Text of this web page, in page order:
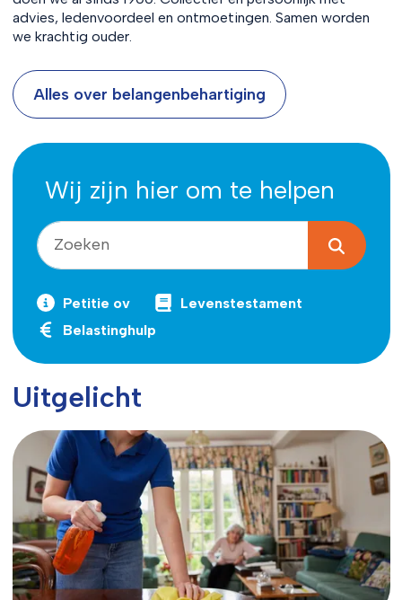
advies, ledenvoordeel en ontmoetingen. Samen worden
we krachtig ouder.
Alles over belangenbehartiging
Wij zijn hier om te helpen
Petitie ov
Levenstestament
Belastinghulp
Uitgelicht